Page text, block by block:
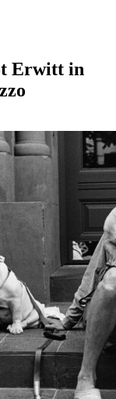
Erwitt in